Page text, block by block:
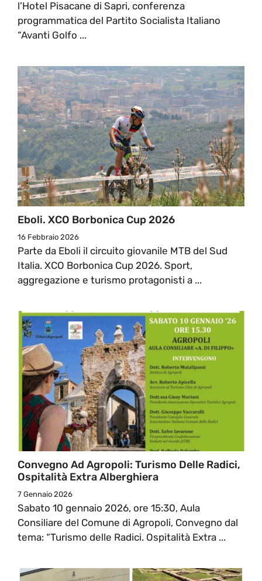
l’Hotel Pisacane di Sapri, conferenza
programmatica del Partito Socialista Italiano
“Avanti Golfo ...
Eboli. XCO Borbonica Cup 2026
16 Febbraio 2026
Parte da Eboli il circuito giovanile MTB del Sud
Italia. XCO Borbonica Cup 2026. Sport,
aggregazione e turismo protagonisti a ...
Convegno Ad Agropoli: Turismo Delle Radici,
Ospitalità Extra Alberghiera
7 Gennaio 2026
Sabato 10 gennaio 2026, ore 15:30, Aula
Consiliare del Comune di Agropoli, Convegno dal
tema: “Turismo delle Radici. Ospitalità Extra ...